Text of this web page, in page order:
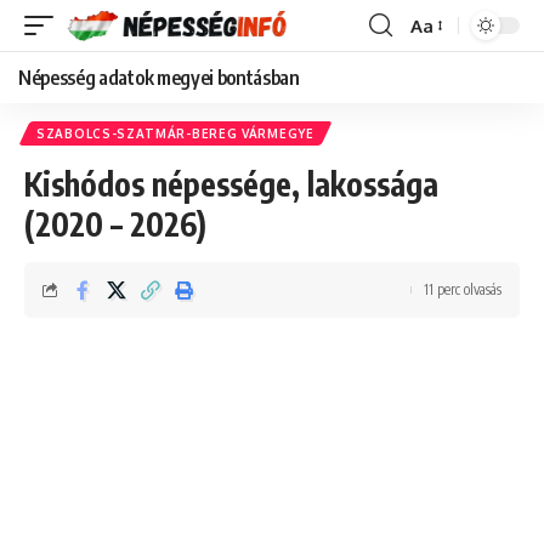
Font
Aa
Népesség adatok megyei bontásban
SZABOLCS-SZATMÁR-BEREG VÁRMEGYE
Kishódos népessége, lakossága
(2020 – 2026)
11 perc olvasás